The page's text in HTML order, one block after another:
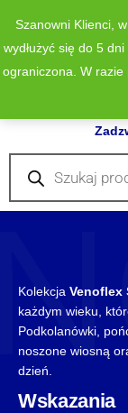
Wyszukiwarka
produktów
Kolekcja Venoflex
każdym wieku,
Podkolanówki,
noszone wiosną
dzień.
Wskazania
Szanowni Klienci,
wydłużyć się do 5
ograniczona. W razie